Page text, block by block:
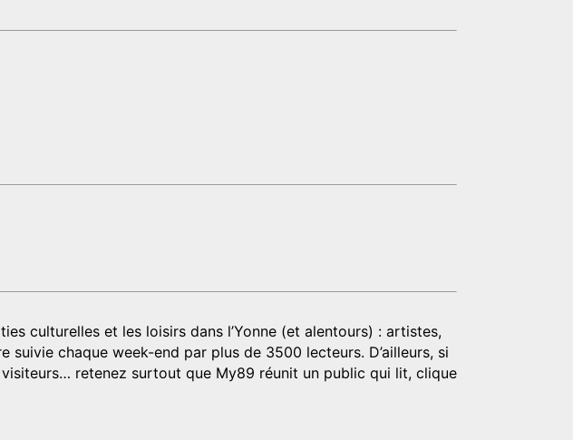
culturelles et les loisirs dans l’Yonne (et alentours) : artistes,
chaque week-end par plus de 3500 lecteurs. D’ailleurs, si
retenez surtout que My89 réunit un public qui lit, clique